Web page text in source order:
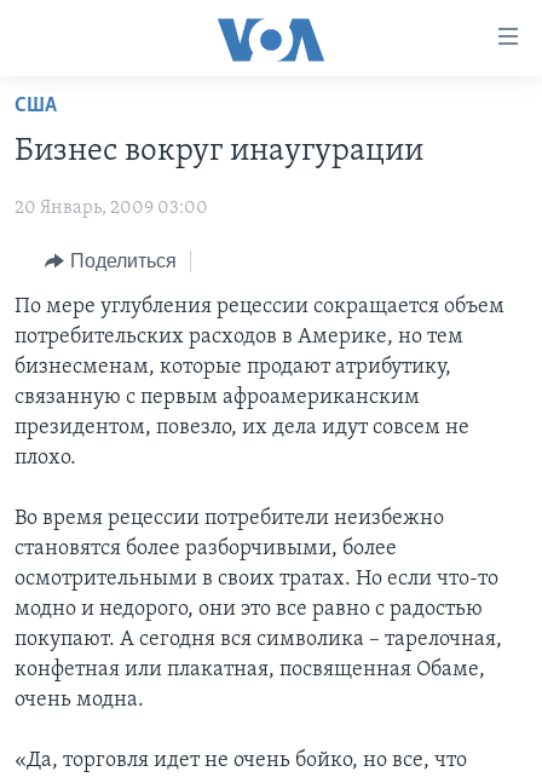
Перейти
основной
Перейти
навигации
Перейти
поиск
АМЕРИКА
НОВОСТИ ЗА МИНУТУ
ИТОГИ
ПОЧЕМУ ЭТО ВАЖНО?
ДИСКУССИЯ VOA
ДЕТАЛИ
АМЕРИКА. БОЛЬШОЕ ПУТЕШЕСТВИЕ
ПРОЕКТЫ
УЧИМ АНГЛИЙСКИЙ
НАША АМЕРИКАНСКАЯ ИСТОРИЯ
А КАК В АМЕРИКЕ?
АРТЕФАКТЫ
АМЕРИКАНСКИЕ ГОРОДКИ
ЭКСПЕРТИЗА
ИНТЕРВЬЮ
ФАКТЫ ПРОТИВ ФЕЙКОВ
ЗА СВОБОДУ ПРЕССЫ
УЧИМ АНГЛИЙСКИЙ
ПОДПИСКА НА НОВОСТИ
Learning English
СОЦИАЛЬНЫЕ СЕТИ
Языки
США
Бизнес вокруг инаугурации
20 Январь, 2009 03:00
Поделиться
По мере углубления рецессии сокращается объем
потребительских расходов в Америке, но тем
бизнесменам, которые продают атрибутику,
связанную с первым афроамериканским
президентом, повезло, их дела идут совсем не
плохо.
Во время рецессии потребители неизбежно
становятся более разборчивыми, более
осмотрительными в своих тратах. Но если что-то
модно и недорого, они это все равно с радостью
покупают. А сегодня вся символика – тарелочная,
конфетная или плакатная, посвященная Обаме,
очень модна.
«Да, торговля идет не очень бойко, но все, что